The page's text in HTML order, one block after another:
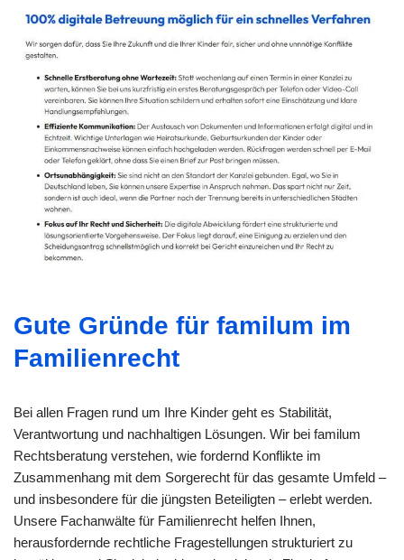
Gute Gründe für familum im
Familienrecht
Bei allen Fragen rund um Ihre Kinder geht es Stabilität,
Verantwortung und nachhaltigen Lösungen. Wir bei familum
Rechtsberatung verstehen, wie fordernd Konflikte im
Zusammenhang mit dem Sorgerecht für das gesamte Umfeld –
und insbesondere für die jüngsten Beteiligten – erlebt werden.
Unsere Fachanwälte für Familienrecht helfen Ihnen,
herausfordernde rechtliche Fragestellungen strukturiert zu